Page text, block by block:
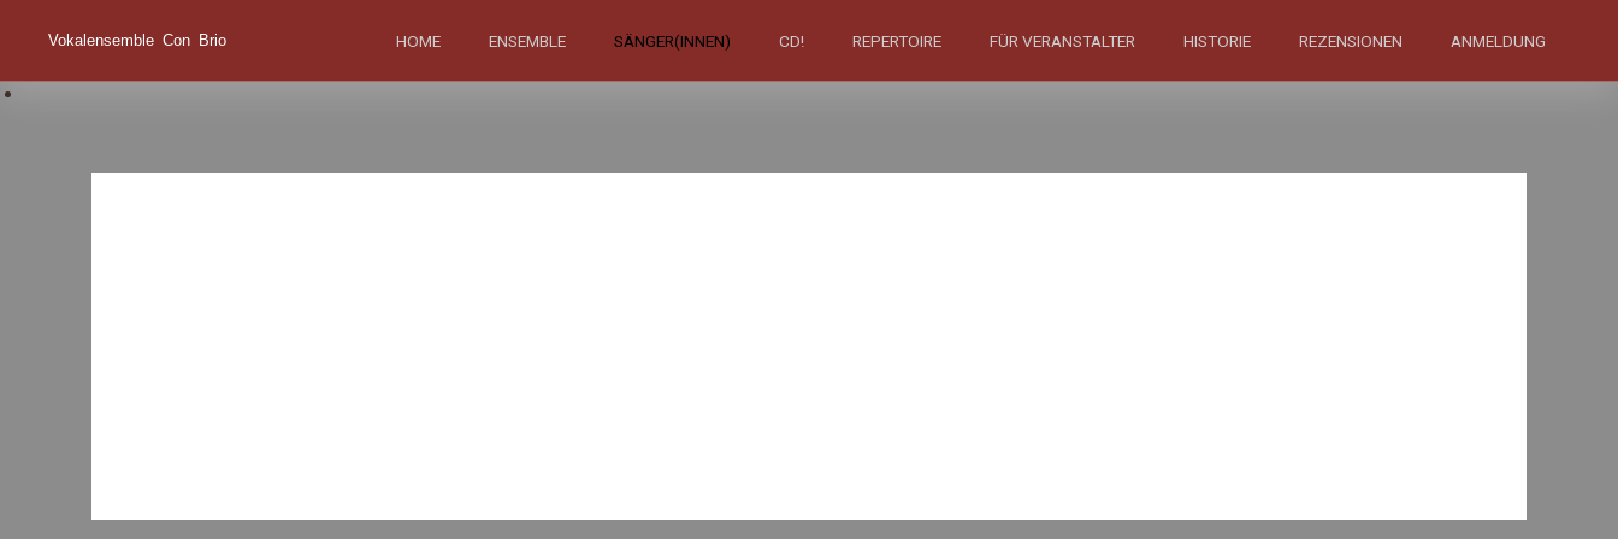
Vokalensemble Con Brio HOME ENSEMBLE SÄNGER(INNEN) CD! REPERTOIRE FÜR VERANSTALTER HISTORIE REZENSIONEN ANMELDUNG